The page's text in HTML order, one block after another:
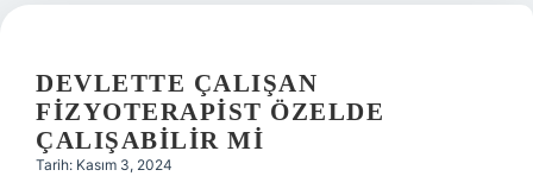
DEVLETTE ÇALIŞAN
FIZYOTERAPIST ÖZELDE
ÇALIŞABILIR MI
Tarih: Kasım 3, 2024